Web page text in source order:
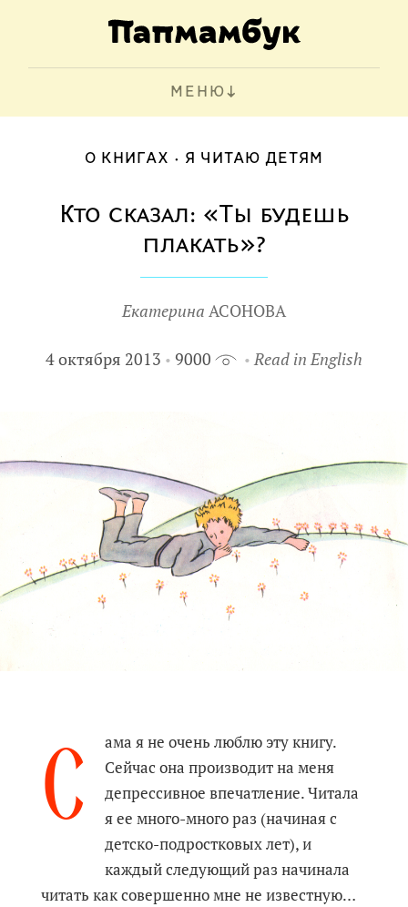
МЕНЮ
О КНИГАХ Я ЧИТАЮ ДЕТЯМ
Кто сказал: «Ты будешь
плакать»?
Екатерина АСОНОВА
4 октября 2013 9000 Read in English
С
ама я не очень люблю эту книгу.
Сейчас она производит на меня
депрессивное впечатление. Читала
я ее много-много раз (начиная с
детско-подростковых лет), и
каждый следующий раз начинала
читать как совершенно мне не известную…